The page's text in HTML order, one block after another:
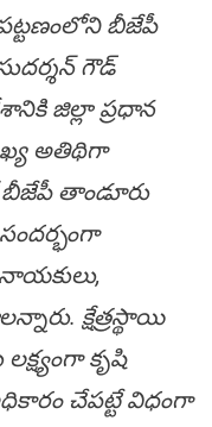
బీజేపీ
గౌడ్
జిల్లా ప్రధాన
అతిథిగా
తాండూరు
క్షేత్రస్థాయి
కృషి
చేపట్టే విధంగా